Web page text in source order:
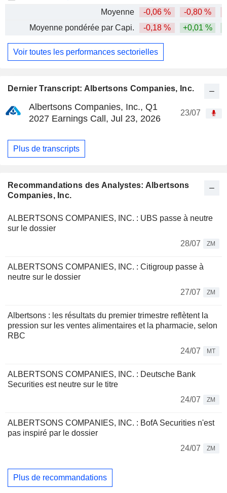
Dernier Transcript: Albertsons Companies, Inc.
Albertsons Companies, Inc., Q1
2027 Earnings Call, Jul 23, 2026
23/07
Plus de transcripts
Recommandations des Analystes: Albertsons
Companies, Inc.
ALBERTSONS COMPANIES, INC. : UBS passe à neutre
sur le dossier
28/07
ZM
ALBERTSONS COMPANIES, INC. : Citigroup passe à
neutre sur le dossier
27/07
ZM
Albertsons : les résultats du premier trimestre reflètent la
pression sur les ventes alimentaires et la pharmacie, selon
RBC
24/07
MT
ALBERTSONS COMPANIES, INC. : Deutsche Bank
Securities est neutre sur le titre
24/07
ZM
ALBERTSONS COMPANIES, INC. : BofA Securities n'est
pas inspiré par le dossier
24/07
ZM
Plus de recommandations
Moyenne
-0,06 % -0,80 %
Moyenne pondérée par Capi.
-0,18 % +0,01 %
Voir toutes les performances sectorielles